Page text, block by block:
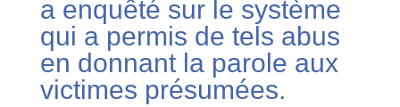
a enquêté sur le système
qui a permis de tels abus
en donnant la parole aux
victimes présumées.